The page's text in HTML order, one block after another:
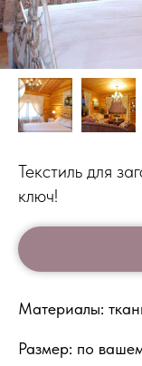
Текстиль для
ключ!
Материалы:
Размер: по